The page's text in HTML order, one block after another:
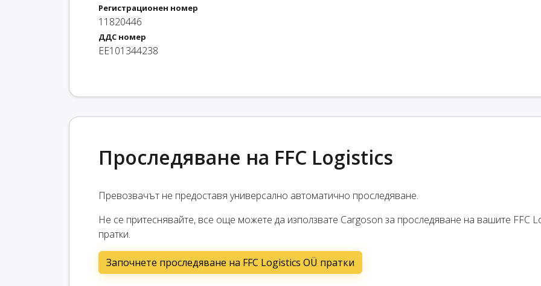
Регистрационен номер
11820446
ДДС номер
EE101344238
Проследяване на FFC Logistics
Превозвачът не предоставя универсално автоматично проследяване.
Не се притеснявайте, все още можете да използвате Cargoson за проследяване на вашите FFC
пратки.
Започнете проследяване на FFC Logistics OÜ пратки